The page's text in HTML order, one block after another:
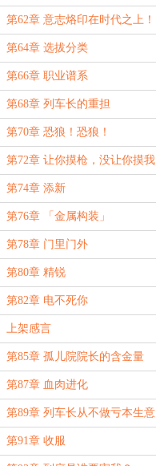
第62章 意志烙印在时代之上！
第64章 选拔分类
第66章 职业谱系
第68章 列车长的重担
第70章 恐狼！恐狼！
第72章 让你摸枪，没让你摸我
第74章 添新
第76章 「金属构装」
第78章 门里门外
第80章 精锐
第82章 电不死你
上架感言
第85章 孤儿院院长的含金量
第87章 血肉进化
第89章 列车长从不做亏本生意
第91章 收服